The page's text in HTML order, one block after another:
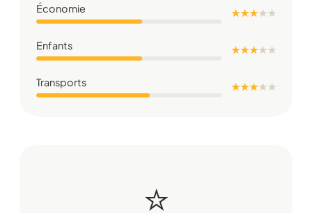
Économie ★ ★ ★★★
Enfants ★ ★ ★★★
Transports ★ ★ ★★★
⭐